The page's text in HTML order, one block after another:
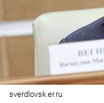
sverdlovsk.er.ru